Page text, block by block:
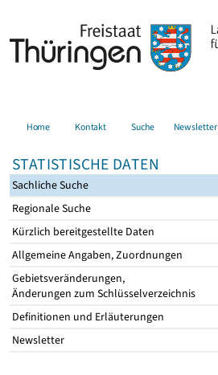
Home Kontakt Suche Newsletter
STATISTISCHE DATEN
Sachliche Suche
Regionale Suche
Kürzlich bereitgestellte Daten
Allgemeine Angaben, Zuordnungen
Gebietsveränderungen,
Änderungen zum Schlüsselverzeichnis
Definitionen und Erläuterungen
Newsletter